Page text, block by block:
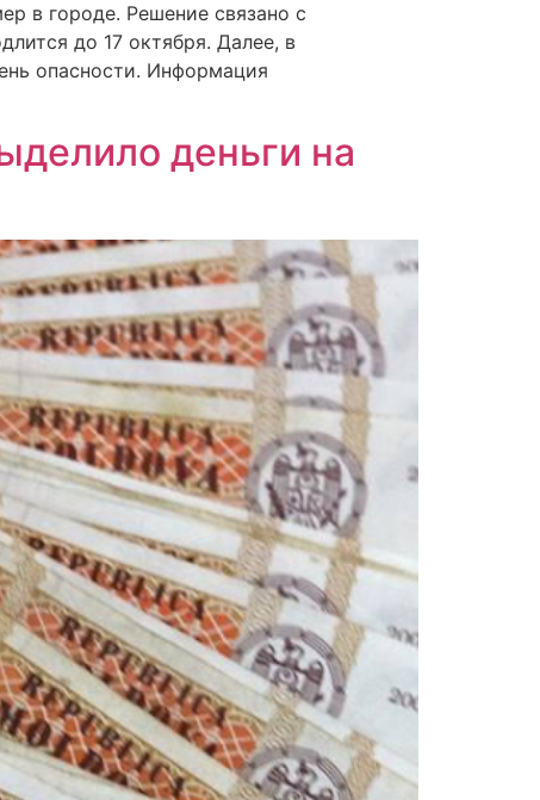
в городе. Решение связано с
до 17 октября. Далее, в
опасности. Информация
деньги на